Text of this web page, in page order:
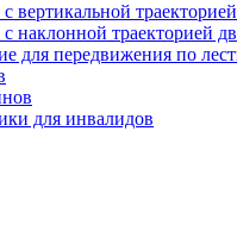
вертикальной
наклонной траекторией
для передвижения по
для инвалидов